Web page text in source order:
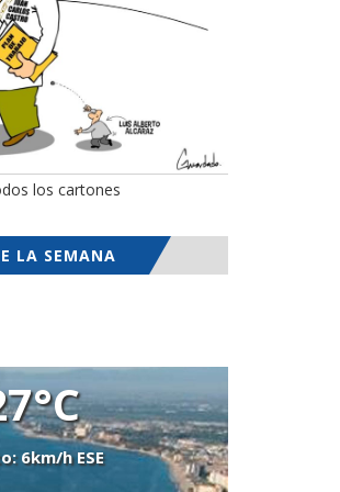
los cartones
LA SEMANA
6km/h ESE